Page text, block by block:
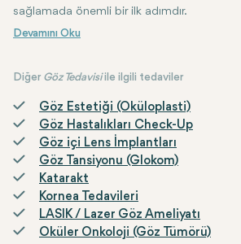
sağlamada önemli bir ilk adımdır.
Diğer Göz Tedavisiile ilgili tedaviler
Göz Estetiği (Oküloplasti)
Göz Hastalıkları Check-Up
Göz içi Lens İmplantları
Göz Tansiyonu (Glokom)
Katarakt
Kornea Tedavileri
LASIK / Lazer Göz Ameliyatı
Oküler Onkoloji (Göz Tümörü)